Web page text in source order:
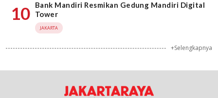
10
Bank Mandiri Resmikan Gedung Mandiri Digital
Tower
JAKARTA
+Selengkapnya